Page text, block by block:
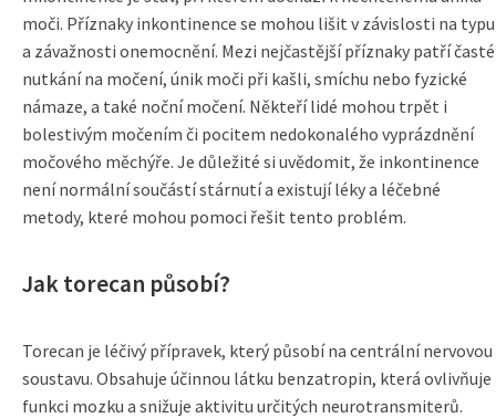
moči. Příznaky inkontinence se mohou lišit v závislosti na typu
a závažnosti onemocnění. Mezi nejčastější příznaky patří časté
nutkání na močení, únik moči při kašli, smíchu nebo fyzické
námaze, a také noční močení. Někteří lidé mohou trpět i
bolestivým močením či pocitem nedokonalého vyprázdnění
močového měchýře. Je důležité si uvědomit, že inkontinence
není normální součástí stárnutí a existují léky a léčebné
metody, které mohou pomoci řešit tento problém.
Jak torecan působí?
Torecan je léčivý přípravek, který působí na centrální nervovou
soustavu. Obsahuje účinnou látku benzatropin, která ovlivňuje
funkci mozku a snižuje aktivitu určitých neurotransmiterů.